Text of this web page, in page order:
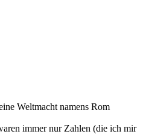
Weltmacht namens Rom
immer nur Zahlen (die ich mir